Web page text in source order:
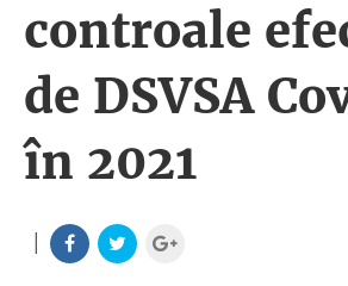
controale
de DSVSA
în 2021
|